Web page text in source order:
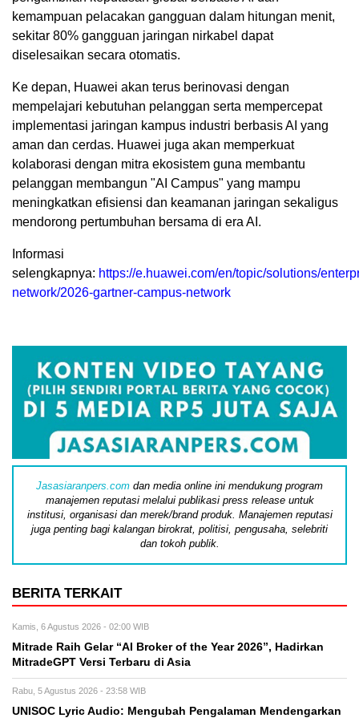
kemampuan pelacakan gangguan dalam hitungan menit,
sekitar 80% gangguan jaringan nirkabel dapat
diselesaikan secara otomatis.
Ke depan, Huawei akan terus berinovasi dengan
mempelajari kebutuhan pelanggan serta mempercepat
implementasi jaringan kampus industri berbasis AI yang
aman dan cerdas. Huawei juga akan memperkuat
kolaborasi dengan mitra ekosistem guna membantu
pelanggan membangun "AI Campus" yang mampu
meningkatkan efisiensi dan keamanan jaringan sekaligus
mendorong pertumbuhan bersama di era AI.
Informasi
selengkapnya: https://e.huawei.com/en/topic/solutions/
network/2026-gartner-campus-network
Jasasiaranpers.com dan media online ini mendukung program
manajemen reputasi melalui publikasi press release untuk
institusi, organisasi dan merek/brand produk. Manajemen reputasi
juga penting bagi kalangan birokrat, politisi, pengusaha, selebriti
dan tokoh publik.
BERITA TERKAIT
Kamis, 6 Agustus 2026 - 02:00 WIB
Mitrade Raih Gelar “AI Broker of the Year 2026”, Hadirkan
MitradeGPT Versi Terbaru di Asia
Rabu, 5 Agustus 2026 - 23:58 WIB
UNISOC Lyric Audio: Mengubah Pengalaman Mendengarkan